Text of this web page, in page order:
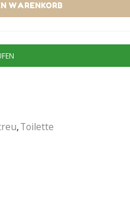
WARENKORB
,Toilette